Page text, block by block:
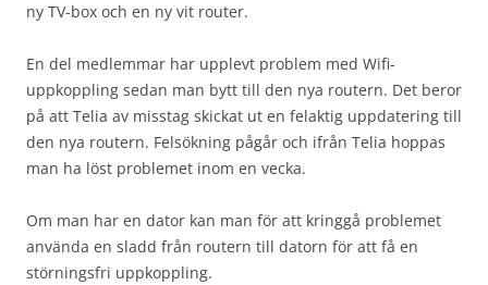
ny TV-box och en ny vit router.
En del medlemmar har upplevt problem med Wifi-
uppkoppling sedan man bytt till den nya routern. Det beror
på att Telia av misstag skickat ut en felaktig uppdatering till
den nya routern. Felsökning pågår och ifrån Telia hoppas
man ha löst problemet inom en vecka.
Om man har en dator kan man för att kringgå problemet
använda en sladd från routern till datorn för att få en
störningsfri uppkoppling.